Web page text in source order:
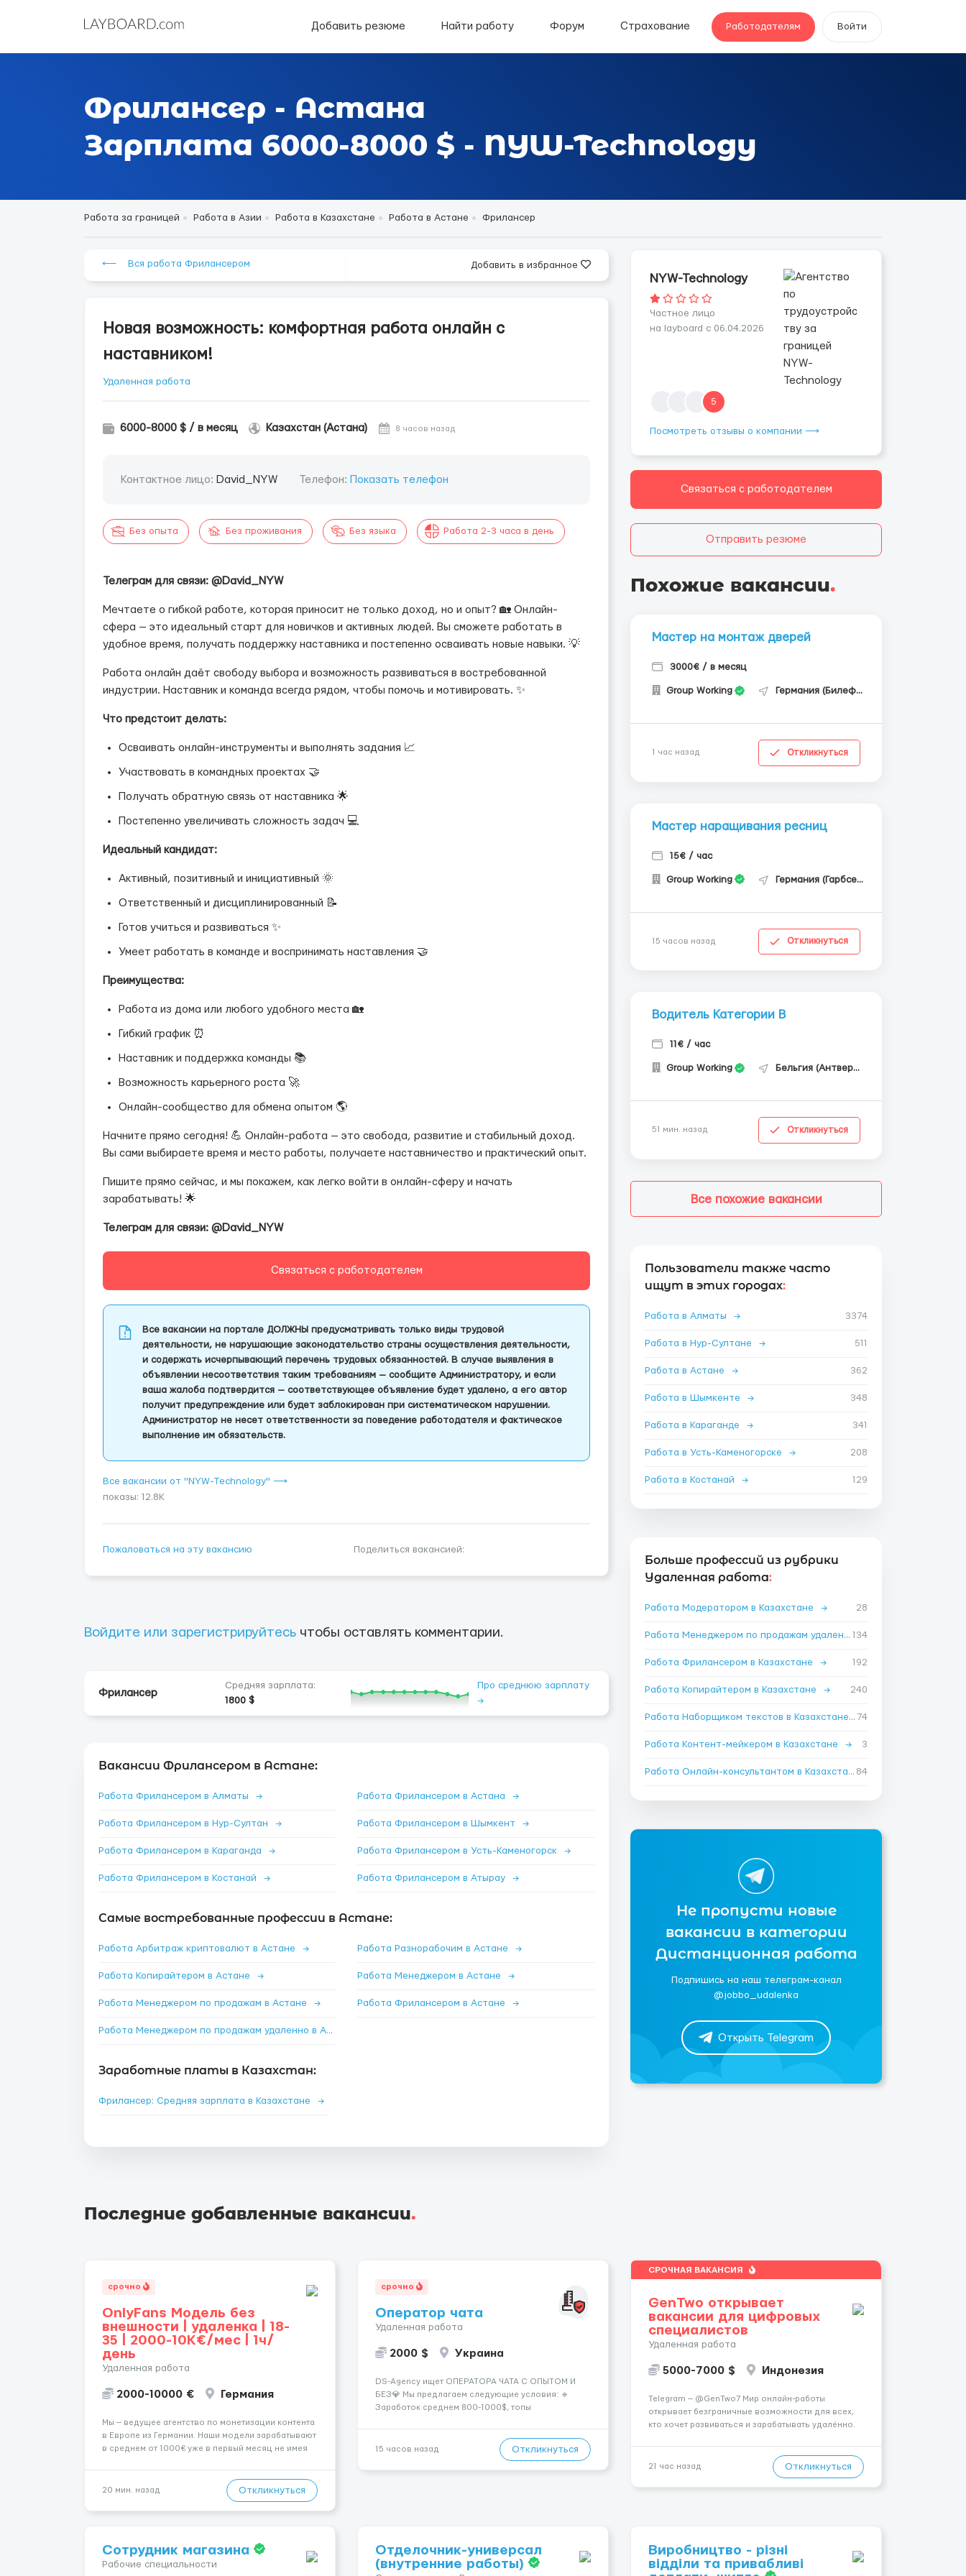
Добавить резюме Найти работу Форум Страхование Работодателям Войти
Фрилансер - Астана
Зарплата 6000-8000 $ - NYW-Technology
Работа за границей Работа в Азии Работа в Казахстане Работа в Астане Фрилансер
⟵ Вся работа Фрилансером Добавить в избранное
Новая возможность: комфортная работа онлайн с
наставником!
Удаленная работа
6000-8000 $ / в месяц Казахстан (Астана) 8 часов назад
Контактное лицо: David_NYW Телефон: Показать телефон
Без опыта Без проживания Без языка Работа 2-3 часа в день
Телеграм для связи: @David_NYW
Мечтаете о гибкой работе, которая приносит не только доход, но и опыт? 🏡 Онлайн-
сфера — это идеальный старт для новичков и активных людей. Вы сможете работать в
удобное время, получать поддержку наставника и постепенно осваивать новые навыки. 💡
Работа онлайн даёт свободу выбора и возможность развиваться в востребованной
индустрии. Наставник и команда всегда рядом, чтобы помочь и мотивировать. ✨
Что предстоит делать:
Осваивать онлайн-инструменты и выполнять задания 📈
Участвовать в командных проектах 🤝
Получать обратную связь от наставника 🌟
Постепенно увеличивать сложность задач 💻
Идеальный кандидат:
Активный, позитивный и инициативный 🌞
Ответственный и дисциплинированный 📝
Готов учиться и развиваться ✨
Умеет работать в команде и воспринимать наставления 🤝
Преимущества:
Работа из дома или любого удобного места 🏡
Гибкий график ⏰
Наставник и поддержка команды 📚
Возможность карьерного роста 🚀
Онлайн-сообщество для обмена опытом 🌎
Начните прямо сегодня! 💪 Онлайн-работа — это свобода, развитие и стабильный доход.
Вы сами выбираете время и место работы, получаете наставничество и практический опыт.
Пишите прямо сейчас, и мы покажем, как легко войти в онлайн-сферу и начать
зарабатывать! 🌟
Телеграм для связи: @David_NYW
Связаться с работодателем
Все вакансии на портале ДОЛЖНЫ предусматривать только виды трудовой
деятельности, не нарушающие законодательство страны осуществления деятельности,
и содержать исчерпывающий перечень трудовых обязанностей. В случае выявления в
объявлении несоответствия таким требованиям — сообщите Администратору, и если
ваша жалоба подтвердится — соответствующее объявление будет удалено, а его автор
получит предупреждение или будет заблокирован при систематическом нарушении.
Администратор не несет ответственности за поведение работодателя и фактическое
выполнение им обязательств.
Все вакансии от "NYW-Technology" ⟶
показы: 12.8K
Пожаловаться на эту вакансию Поделиться вакансией:
Войдите или зарегистрируйтесь чтобы оставлять комментарии.
Фрилансер
Средняя зарплата:
1800 $
Про среднюю зарплату
→
Вакансии Фрилансером в Астане:
Работа Фрилансером в Алматы → Работа Фрилансером в Астана →
Работа Фрилансером в Нур-Султан → Работа Фрилансером в Шымкент →
Работа Фрилансером в Караганда → Работа Фрилансером в Усть-Каменогорск →
Работа Фрилансером в Костанай → Работа Фрилансером в Атырау →
Самые востребованные профессии в Астане:
Работа Арбитраж криптовалют в Астане → Работа Разнорабочим в Астане →
Работа Копирайтером в Астане → Работа Менеджером в Астане →
Работа Менеджером по продажам в Астане → Работа Фрилансером в Астане →
Работа Менеджером по продажам удаленно в Астане
Заработные платы в Казахстан:
Фрилансер: Средняя зарплата в Казахстане →
NYW-Technology
Частное лицо
на layboard с 06.04.2026
5
Посмотреть отзывы о компании ⟶
Связаться с работодателем
Отправить резюме
Похожие вакансии.
Мастер на монтаж дверей
3000€ / в месяц
Group Working Германия (Билефельд)
1 час назад Откликнуться
Мастер наращивания ресниц
15€ / час
Group Working Германия (Гарбсен)
15 часов назад Откликнуться
Водитель Категории В
11€ / час
Group Working Бельгия (Антверпен)
51 мин. назад Откликнуться
Все похожие вакансии
Пользователи также часто
ищут в этих городах:
Работа в Алматы → 3374
Работа в Нур-Султане → 511
Работа в Астане → 362
Работа в Шымкенте → 348
Работа в Караганде → 341
Работа в Усть-Каменогорске → 208
Работа в Костанай → 129
Больше профессий из рубрики
Удаленная работа:
Работа Модератором в Казахстане → 28
Работа Менеджером по продажам удаленно в Казахстане 134
Работа Фрилансером в Казахстане → 192
Работа Копирайтером в Казахстане → 240
Работа Наборщиком текстов в Казахстане →
74
Работа Контент-мейкером в Казахстане → 3
Работа Онлайн-консультантом в Казахстане →
84
Не пропусти новые
вакансии в категории
Дистанционная работа
Подпишись на наш телеграм-канал
@jobbo_udalenka
Открыть Telegram
Последние добавленные вакансии.
срочно
OnlyFans Модель без
внешности | удаленка | 18-
35 | 2000-10K€/мес | 1ч/
день
Удаленная работа
2000-10000 € Германия
Мы — ведущее агентство по монетизации контента
в Европе из Германии. Наши модели зарабатывают
в среднем от 1000€ уже в первый месяц не имея
города мира, начинающих и с опытом. Что мы
20 мин. назад Откликнуться
срочно
Оператор чата
Удаленная работа
2000 $ Украина
DS-Agency ищет ОПЕРАТОРА ЧАТА С ОПЫТОМ И
БЕЗ💎 Мы предлагаем следующие условия: 🔹
Заработок среднем 800-1000$, топы
Предоставляются графики на выбор - выберите
смены удобные для вашего расписания 🔹
Возможность карье...
15 часов назад Откликнуться
СРОЧНАЯ ВАКАНСИЯ
GenTwo открывает
вакансии для цифровых
специалистов
Удаленная работа
5000-7000 $ Индонезия
Telegram — @GenTwo7 Мир онлайн-работы
открывает безграничные возможности для всех,
кто хочет развиваться и зарабатывать удалённо.
путешествиями. 🏡 Пока все только говорят про
нейросети и блокчейн, швейцарс...
21 час назад Откликнуться
Сотрудник магазина
Рабочие специальности
Отделочник-универсал
(внутренние работы)
Виробництво - різні
відділи та привабливі